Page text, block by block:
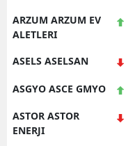
ARZUM ARZUM EV
ALETLERI
ASELS ASELSAN
ASGYO ASCE GMYO
ASTOR ASTOR
ENERJI